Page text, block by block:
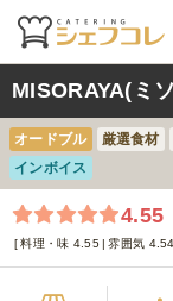
MISORAYA(ミ
オードブル 厳選食材
インボイス
4.55
料理・味 4.55 雰囲気 4.54